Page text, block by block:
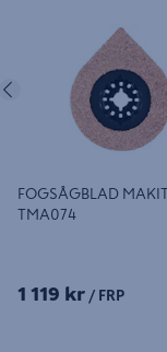
Föregående
FOGSÅGBLAD
TMA074
1 119 kr / FRP